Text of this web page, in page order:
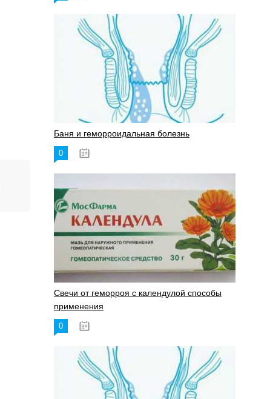
Баня и геморроидальная болезнь
0
Свечи от геморроя с календулой способы
применения
0